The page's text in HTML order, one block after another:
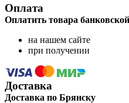
Оплата
Оплатить товара
на нашем сайте
при получении
Доставка
Доставка по Брянску